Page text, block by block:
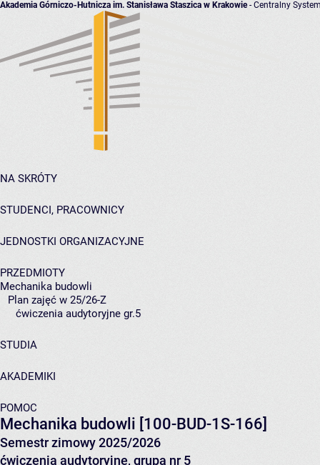
Akademia Górniczo-Hutnicza im. Stanisława Staszica w Krakowie- Centralny
NA SKRÓTY
STUDENCI, PRACOWNICY
JEDNOSTKI ORGANIZACYJNE
PRZEDMIOTY
Mechanika budowli
Plan zajęć w 25/26-Z
ćwiczenia audytoryjne gr.5
STUDIA
AKADEMIKI
POMOC
Mechanika budowli [100-BUD-1S-166]
Semestr zimowy 2025/2026
ćwiczenia audytoryjne, grupa nr 5